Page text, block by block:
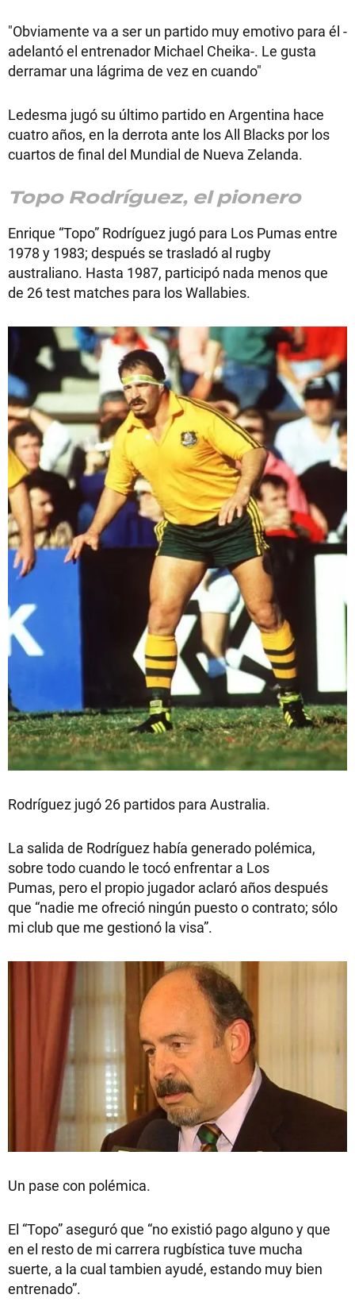
"Obviamente va a ser un partido muy emotivo para él -
adelantó el entrenador Michael Cheika-. Le gusta
derramar una lágrima de vez en cuando"
Ledesma jugó su último partido en Argentina hace
cuatro años, en la derrota ante los All Blacks por los
cuartos de final del Mundial de Nueva Zelanda.
Topo Rodríguez, el pionero
Enrique “Topo” Rodríguez jugó para Los Pumas entre
1978 y 1983; después se trasladó al rugby
australiano. Hasta 1987, participó nada menos que
de 26 test matches para los Wallabies.
Rodríguez jugó 26 partidos para Australia.
La salida de Rodríguez había generado polémica,
sobre todo cuando le tocó enfrentar a Los
Pumas, pero el propio jugador aclaró años después
que “nadie me ofreció ningún puesto o contrato; sólo
mi club que me gestionó la visa”.
Un pase con polémica.
El “Topo” aseguró que “no existió pago alguno y que
en el resto de mi carrera rugbística tuve mucha
suerte, a la cual tambien ayudé, estando muy bien
entrenado”.